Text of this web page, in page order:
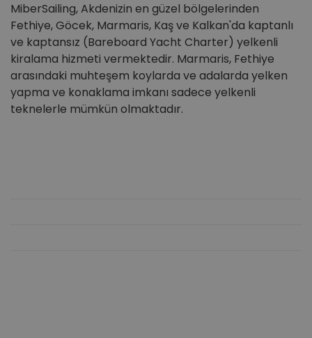
MiberSailing, Akdenizin en güzel bölgelerinden
Fethiye, Göcek, Marmaris, Kaş ve Kalkan'da kaptanlı
ve kaptansız (Bareboard Yacht Charter) yelkenli
kiralama hizmeti vermektedir. Marmaris, Fethiye
arasındaki muhteşem koylarda ve adalarda yelken
yapma ve konaklama imkanı sadece yelkenli
teknelerle mümkün olmaktadır.